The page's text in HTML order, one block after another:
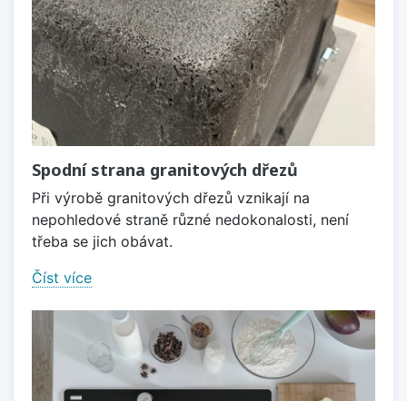
Spodní strana granitových dřezů
Při výrobě granitových dřezů vznikají na
nepohledové straně různé nedokonalosti, není
třeba se jich obávat.
Číst více